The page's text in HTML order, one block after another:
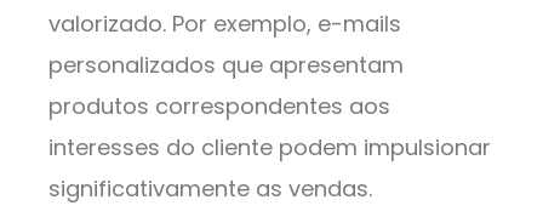
valorizado. Por exemplo, e-mails
personalizados que apresentam
produtos correspondentes aos
interesses do cliente podem impulsionar
significativamente as vendas.